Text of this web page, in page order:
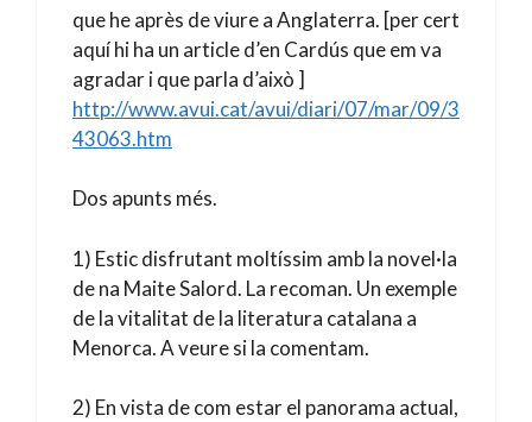
que he après de viure a Anglaterra. [per cert
aquí hi ha un article d’en Cardús que em va
agradar i que parla d’això ]
http://www.avui.cat/avui/diari/07/mar/09/3
43063.htm
Dos apunts més.
1) Estic disfrutant moltíssim amb la novel·la
de na Maite Salord. La recoman. Un exemple
de la vitalitat de la literatura catalana a
Menorca. A veure si la comentam.
2) En vista de com estar el panorama actual,